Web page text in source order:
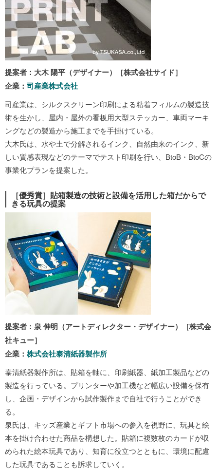
提案者：大木 陽平（デザイナー）［株式会社サイド］
企業： 司産業株式会社
司産業は、シルクスクリーン印刷による粘着フィルムの製造技
術を生かし、屋内・屋外の看板用大型ステッカー、車両マーキ
ングなどの製造から施工までを手掛けている。
大木氏は、水や土で分解されるインク、自然由来のインク、新
しい質感表現などのテーマでテスト印刷を行い、BtoB・BtoCの
事業化プランを提案した。
［優秀賞］貼箱製造の技術と設備を活用した箱だからで
きる玩具の提案
提案者：泉 伸明（アートディレクター・デザイナー）［株式会
社キュー］
企業： 株式会社泰清紙器製作所
泰清紙器製作所は、貼箱を軸に、印刷紙器、紙加工製品などの
製造を行っている。プリンターや加工機など幅広い設備を保有
し、企画・デザインから試作製作まで自社で行うことができ
る。
泉氏は、キッズ産業とギフト市場への参入を視野に、玩具と絵
本を掛け合わせた商品を構想した。貼箱に複数枚のカードが収
められた絵本玩具であり、知育に役立つとともに、環境に配慮
した玩具であることも訴求していく。